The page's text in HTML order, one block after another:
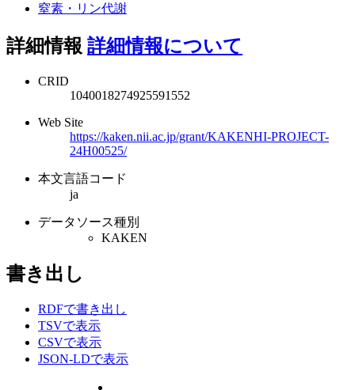
窒素・リン代謝
詳細情報 詳細情報について
CRID
1040018274925591552
Web Site
https://kaken.nii.ac.jp/grant/KAKENHI-PROJECT-
24H00525/
本文言語コード
ja
データソース種別
KAKEN
書き出し
RDFで書き出し
TSVで表示
CSVで表示
JSON-LDで表示